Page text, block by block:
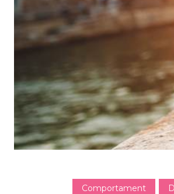
Comportament